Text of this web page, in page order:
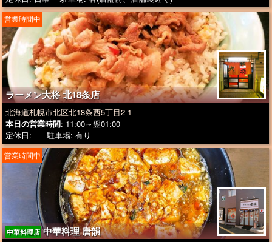
ラーメン大将 北18条店
営業時間中
北海道札幌市北区北18条西5丁目2-1
本日の営業時間: 11:00～翌01:00
定休日: - 駐車場: 有り
中華料理店 中華料理 唐韻
営業時間中